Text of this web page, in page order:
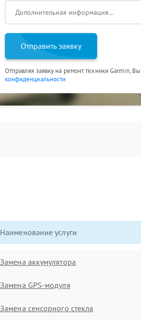
Отправить заявку
Отправляя заявку на ремонт техники Garmin,
конфиденциальности
Наименование услуги
Замена аккумулятора
Замена GPS-модуля
Замена сенсорного стекла